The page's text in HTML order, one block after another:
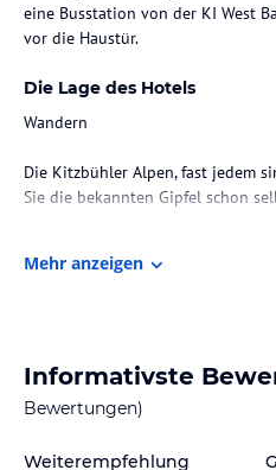
eine Busstation von der KI West
vor die Haustür.
Die Lage des Hotels
Wandern
Die Kitzbühler Alpen, fast jedem
Sie die bekannten Gipfel schon
Voraussetzungen für einen tollen
km bestens ausgeschilderten
Alpen für jeden etwas Passendes!
Mehr anzeigen
Informativste
Bewertungen)
Weiterempfehlung